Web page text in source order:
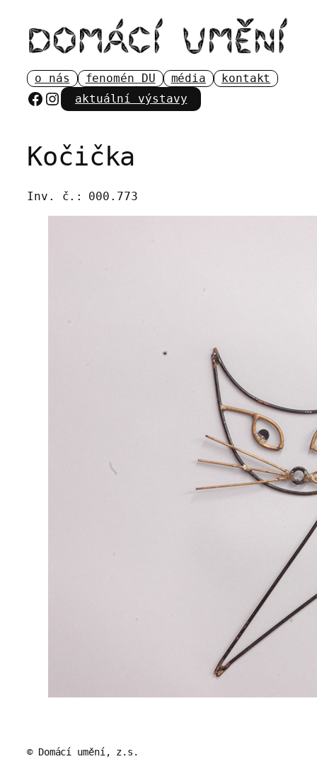
obsah
o nás fenomén DU média kontakt
Facebook
Instagram
aktuální výstavy
Kočička
Inv. č.: 000.773
© Domácí umění, z.s.